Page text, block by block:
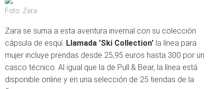
Foto: Zara
Zara se suma a esta aventura invernal con su colección
cápsula de esquí. Llamada 'Ski Collection' la línea para
mujer incluye prendas desde 25,95 euros hasta 300 por un
casco técnico. Al igual que la de Pull & Bear, la línea está
disponible online y en una selección de 25 tiendas de la